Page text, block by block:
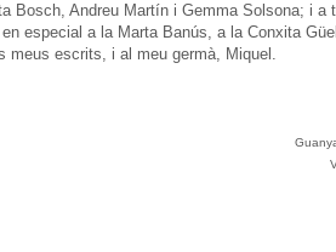
Bosch, Andreu Martín i Gemma Solsona; i a
en especial a la Marta Banús, a la Conxita
meus escrits, i al meu germà, Miquel.